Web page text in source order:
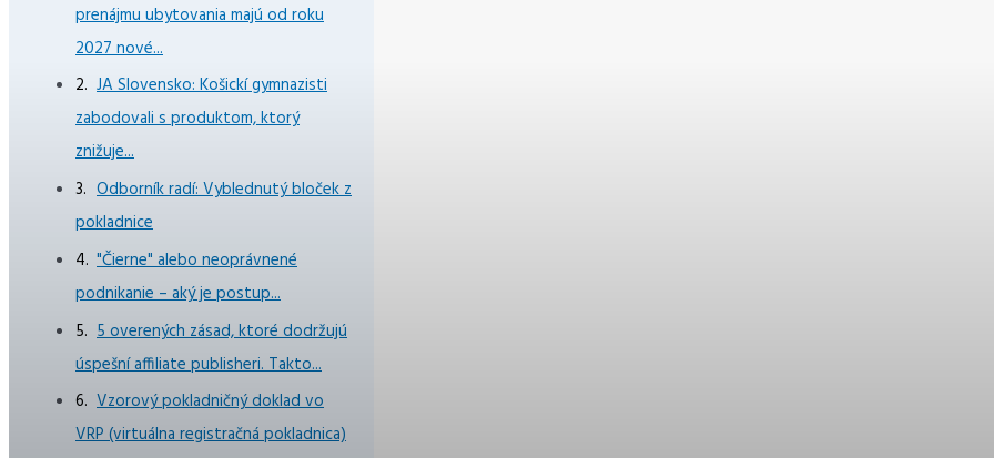
prenájmu ubytovania majú od roku
2027 nové...
JA Slovensko: Košickí gymnazisti
zabodovali s produktom, ktorý
znižuje...
Odborník radí: Vyblednutý bloček z
pokladnice
"Čierne" alebo neoprávnené
podnikanie – aký je postup...
5 overených zásad, ktoré dodržujú
úspešní affiliate publisheri. Takto...
Vzorový pokladničný doklad vo
VRP (virtuálna registračná pokladnica)